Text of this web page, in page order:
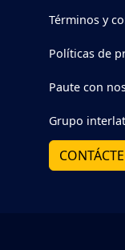
Términos y
Políticas de
Paute con
Grupo